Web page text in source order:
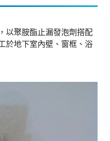
以聚胺酯止漏發泡劑搭配
於地下室內壁、窗框、浴